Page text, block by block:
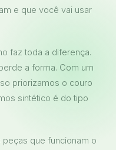
e que você vai usar
faz toda a diferença.
a forma. Com um
priorizamos o couro
sintético é do tipo
peças que funcionam o